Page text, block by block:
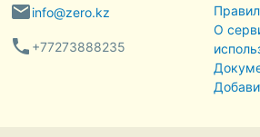
emailinfo@zero.kz
phone +77273888235
О